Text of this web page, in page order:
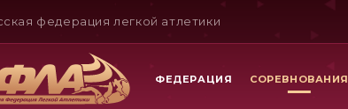
федерация легкой атлетики
ФЕДЕРАЦИЯ СОРЕВНОВАНИЯ